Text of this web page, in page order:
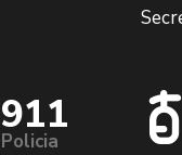
911
Policia